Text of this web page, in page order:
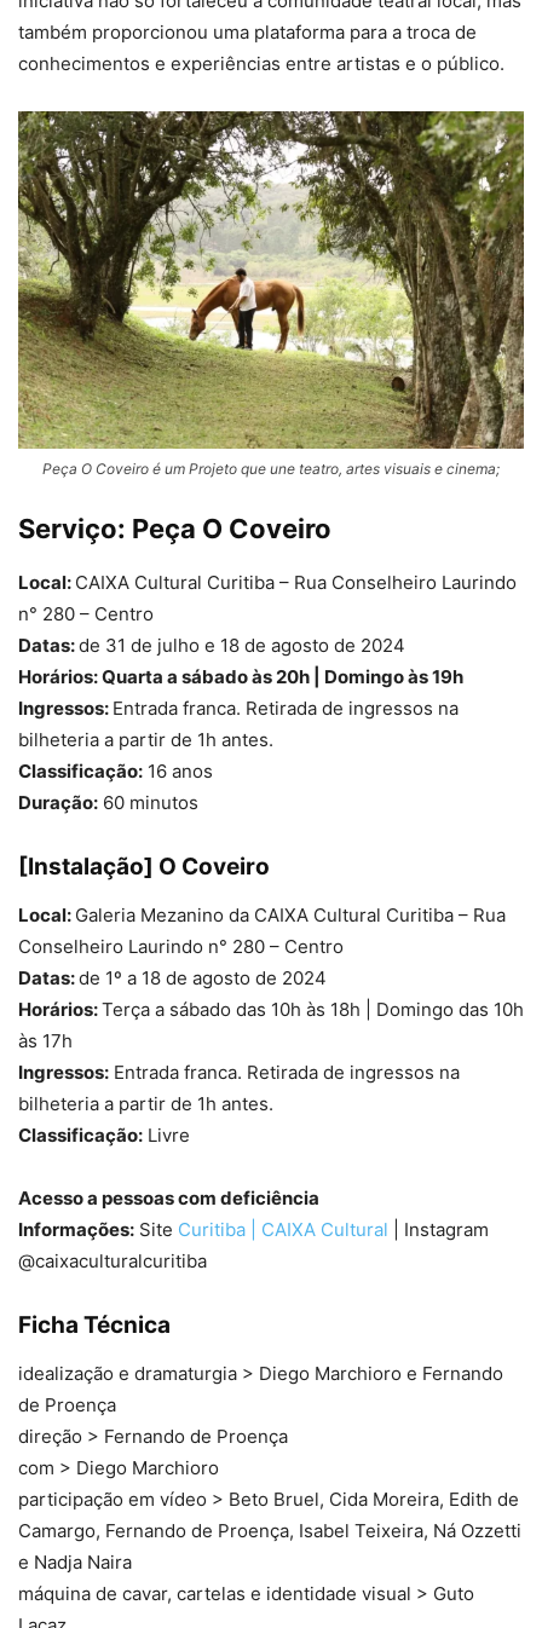
também proporcionou uma plataforma para a troca de
conhecimentos e experiências entre artistas e o público.
Peça O Coveiro é um Projeto que une teatro, artes visuais e cinema;
Serviço: Peça O Coveiro
Local: CAIXA Cultural Curitiba – Rua Conselheiro Laurindo
n° 280 – Centro
Datas:de 31 de julho e 18 de agosto de 2024
Horários: Quarta a sábado às 20h | Domingo às 19h
Ingressos: Entrada franca. Retirada de ingressos na
bilheteria a partir de 1h antes.
Classificação: 16 anos
Duração: 60 minutos
[Instalação] O Coveiro
Local: Galeria Mezanino da CAIXA Cultural Curitiba – Rua
Conselheiro Laurindo n° 280 – Centro
Datas:de 1º a 18 de agosto de 2024
Horários:Terça a sábado das 10h às 18h | Domingo das 10h
às 17h
Ingressos: Entrada franca. Retirada de ingressos na
bilheteria a partir de 1h antes.
Classificação: Livre
Acesso a pessoas com deficiência
Informações: Site Curitiba | CAIXA Cultural | Instagram
@caixaculturalcuritiba
Ficha Técnica
idealização e dramaturgia > Diego Marchioro e Fernando
de Proença
direção > Fernando de Proença
com > Diego Marchioro
participação em vídeo > Beto Bruel, Cida Moreira, Edith de
Camargo, Fernando de Proença, Isabel Teixeira, Ná Ozzetti
e Nadja Naira
máquina de cavar, cartelas e identidade visual > Guto